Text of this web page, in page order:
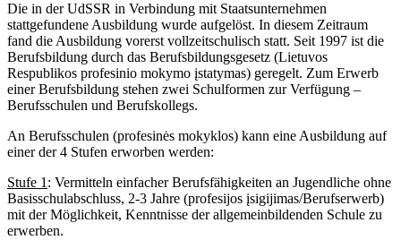
Die in der UdSSR in Verbindung mit Staatsunternehmen
stattgefundene Ausbildung wurde aufgelöst. In diesem Zeitraum
fand die Ausbildung vorerst vollzeitschulisch statt. Seit 1997 ist die
Berufsbildung durch das Berufsbildungsgesetz (Lietuvos
Respublikos profesinio mokymo įstatymas) geregelt. Zum Erwerb
einer Berufsbildung stehen zwei Schulformen zur Verfügung –
Berufsschulen und Berufskollegs.
An Berufsschulen (profesinės mokyklos) kann eine Ausbildung auf
einer der 4 Stufen erworben werden:
Stufe 1 : Vermitteln einfacher Berufsfähigkeiten an Jugendliche ohne
Basisschulabschluss, 2-3 Jahre (profesijos įsigijimas/Berufserwerb)
mit der Möglichkeit, Kenntnisse der allgemeinbildenden Schule zu
erwerben.